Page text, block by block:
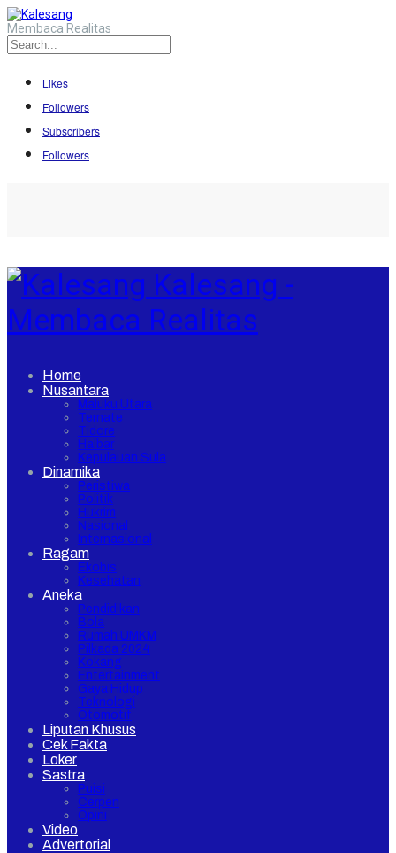
Membaca Realitas
Likes
Followers
Subscribers
Followers
Kalesang -
Membaca Realitas
Home
Nusantara
Maluku Utara
Ternate
Tidore
Halbar
Kepulauan Sula
Dinamika
Peristiwa
Politik
Hukrim
Nasional
Internasional
Ragam
Ekobis
Kesehatan
Aneka
Pendidikan
Bola
Rumah UMKM
Pilkada 2024
Kokang
Entertainment
Gaya Hidup
Teknologi
Otomotif
Liputan Khusus
Cek Fakta
Loker
Sastra
Puisi
Cerpen
Opini
Video
Advertorial